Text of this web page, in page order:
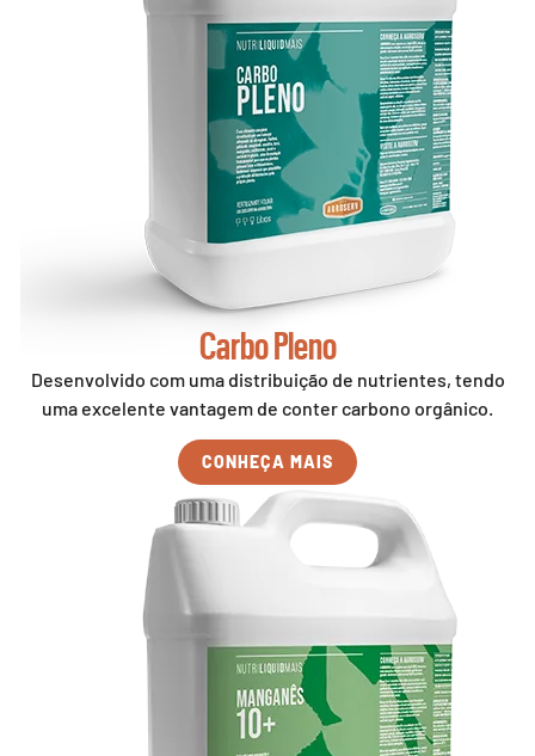
Carbo Pleno
Desenvolvido com uma distribuição de nutrientes, tendo
uma excelente vantagem de conter carbono orgânico.
CONHEÇA MAIS